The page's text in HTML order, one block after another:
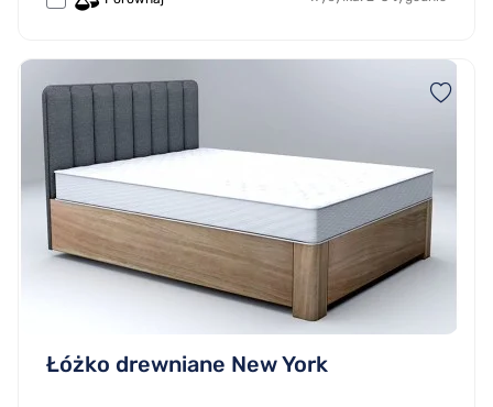
Łóżko drewniane New York